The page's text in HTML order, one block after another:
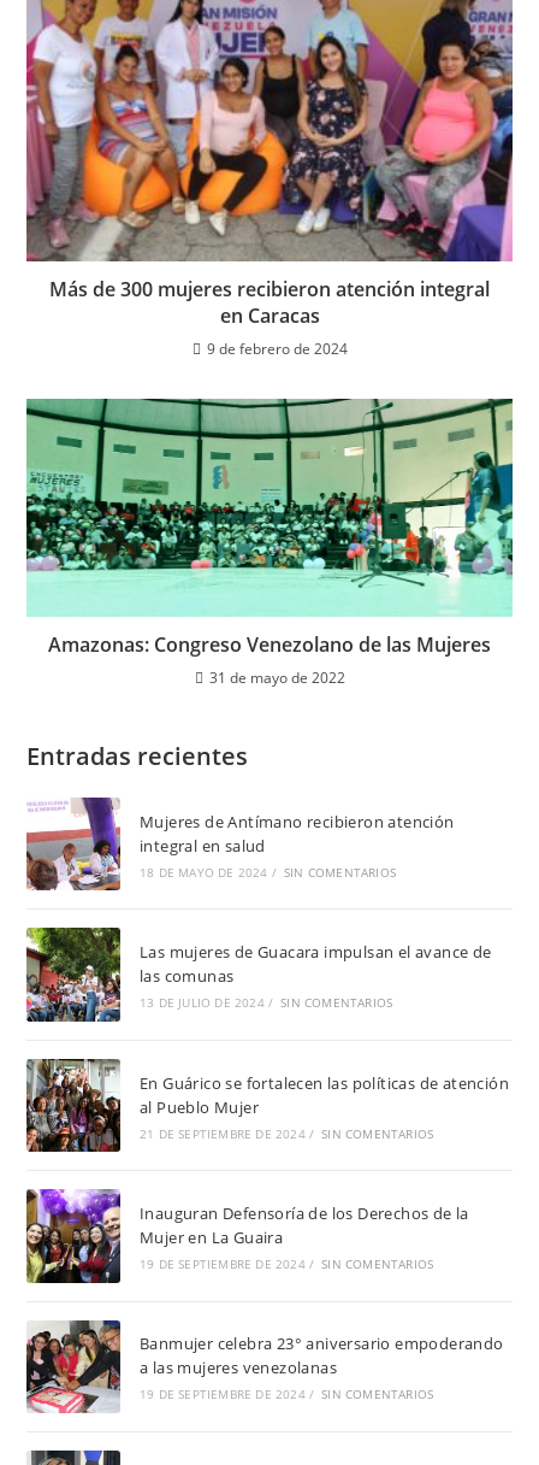
Más de 300 mujeres recibieron atención integral
en Caracas
9 de febrero de 2024
Amazonas: Congreso Venezolano de las Mujeres
31 de mayo de 2022
Entradas recientes
Mujeres de Antímano recibieron atención
integral en salud
18 DE MAYO DE 2024 / SIN COMENTARIOS
Las mujeres de Guacara impulsan el avance de
las comunas
13 DE JULIO DE 2024 / SIN COMENTARIOS
En Guárico se fortalecen las políticas de atención
al Pueblo Mujer
21 DE SEPTIEMBRE DE 2024 / SIN COMENTARIOS
Inauguran Defensoría de los Derechos de la
Mujer en La Guaira
19 DE SEPTIEMBRE DE 2024 / SIN COMENTARIOS
Banmujer celebra 23° aniversario empoderando
a las mujeres venezolanas
19 DE SEPTIEMBRE DE 2024 / SIN COMENTARIOS